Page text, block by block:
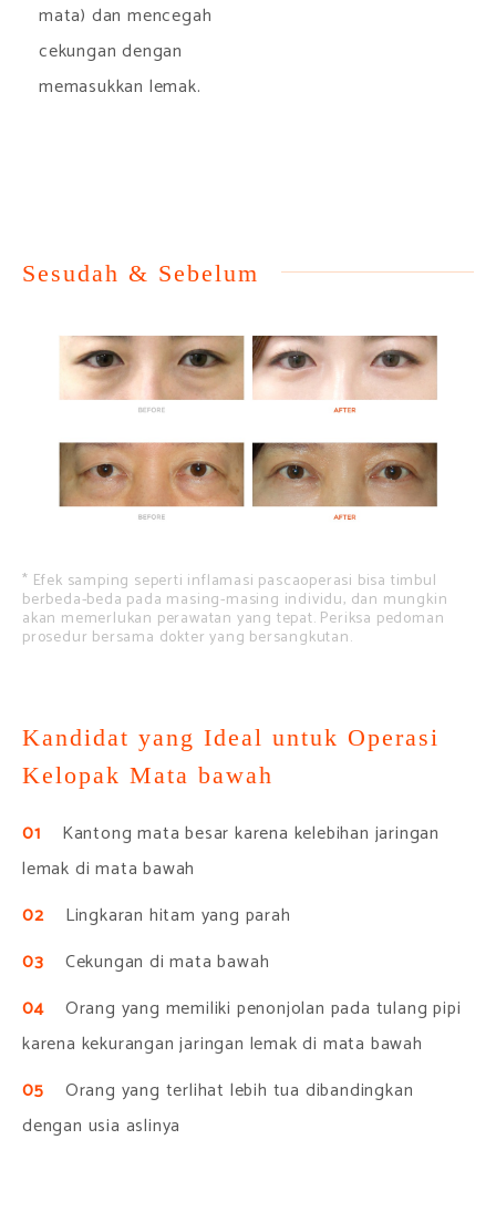
mata) dan mencegah
cekungan dengan
memasukkan lemak.
Sesudah & Sebelum
* Efek samping seperti inflamasi pascaoperasi bisa timbul
berbeda-beda pada masing-masing individu, dan mungkin
akan memerlukan perawatan yang tepat. Periksa pedoman
prosedur bersama dokter yang bersangkutan.
Kandidat yang Ideal untuk Operasi
Kelopak Mata bawah
01 Kantong mata besar karena kelebihan jaringan
lemak di mata bawah
02Lingkaran hitam yang parah
03 Cekungan di mata bawah
04Orang yang memiliki penonjolan pada tulang pipi
karena kekurangan jaringan lemak di mata bawah
05 Orang yang terlihat lebih tua dibandingkan
dengan usia aslinya